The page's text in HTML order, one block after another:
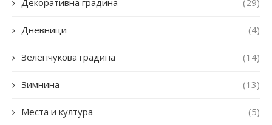
Дневници (4)
Зеленчукова градина (14)
Зимнина (13)
Места и култура (5)